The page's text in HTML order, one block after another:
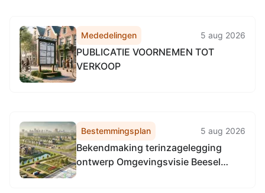
Mededelingen 5 aug 2026
PUBLICATIE VOORNEMEN TOT
VERKOOP
Bestemmingsplan 5 aug 2026
Bekendmaking terinzagelegging
ontwerp Omgevingsvisie Beesel